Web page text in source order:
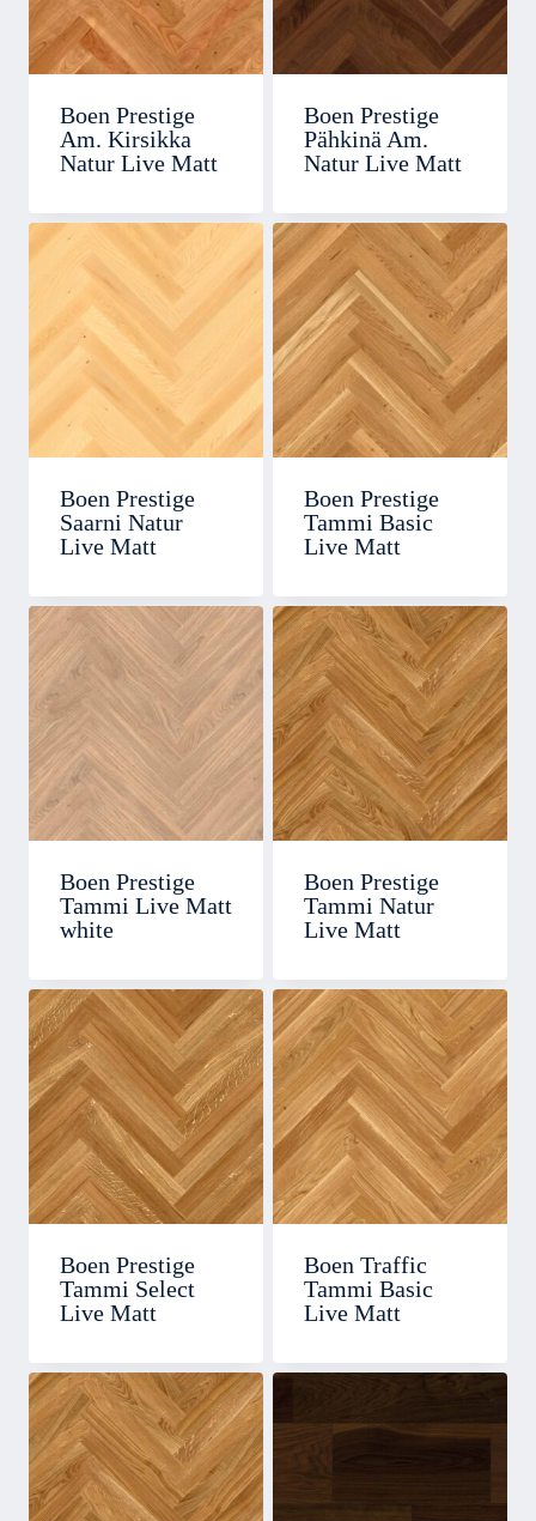
Boen Prestige
Am. Kirsikka
Natur Live Matt
Boen Prestige
Pähkinä Am.
Natur Live Matt
Boen Prestige
Saarni Natur
Live Matt
Boen Prestige
Tammi Basic
Live Matt
Boen Prestige
Tammi Live Matt
white
Boen Prestige
Tammi Natur
Live Matt
Boen Prestige
Tammi Select
Live Matt
Boen Traffic
Tammi Basic
Live Matt